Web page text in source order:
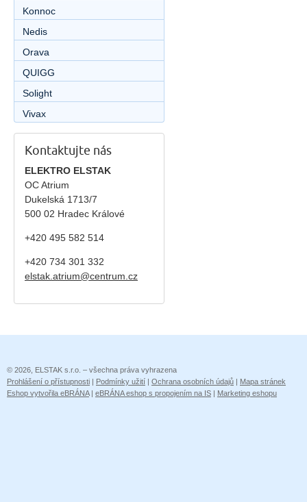
Konnoc
Nedis
Orava
QUIGG
Solight
Vivax
Kontaktujte nás
ELEKTRO ELSTAK
OC Atrium
Dukelská 1713/7
500 02 Hradec Králové
+420 495 582 514
+420 734 301 332
elstak.atrium@centrum.cz
© 2026, ELSTAK s.r.o. – všechna práva vyhrazena
Prohlášení o přístupnosti | Podmínky užití | Ochrana osobních údajů | Mapa stránek
Eshop vytvořila eBRÁNA| eBRÁNA eshop s propojením na IS | Marketing eshopu